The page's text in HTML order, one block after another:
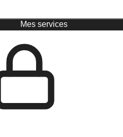
Mes services